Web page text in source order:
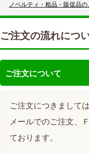
ノベルティ・粗品・販促品
ご注文の流れにつ
ご注文について
ご注文につきまして
メールでのご注文、
ております。